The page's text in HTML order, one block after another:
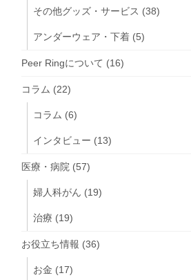
その他グッズ・サービス (38)
アンダーウェア・下着 (5)
Peer Ringについて (16)
コラム (22)
コラム (6)
インタビュー (13)
医療・病院 (57)
婦人科がん (19)
治療 (19)
お役立ち情報 (36)
お金 (17)